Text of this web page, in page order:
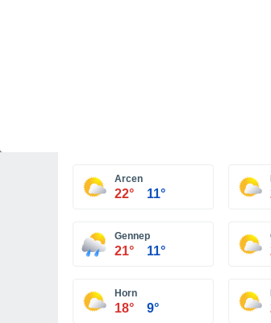
Arcen
22° 11°
Gennep
21° 11°
Horn
18° 9°